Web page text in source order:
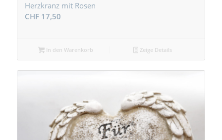
Herzkranz mit Rosen
CHF17,50
In den Warenkorb Zeige Details